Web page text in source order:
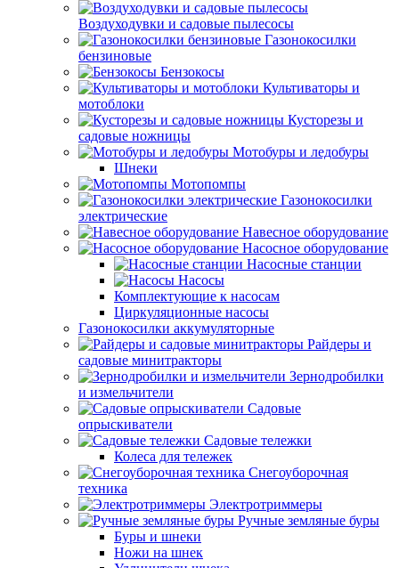
Воздуходувки и садовые пылесосы
Газонокосилки
бензиновые
Бензокосы
Культиваторы и
мотоблоки
Кусторезы и
садовые ножницы
Мотобуры и ледобуры
Шнеки
Мотопомпы
Газонокосилки
электрические
Навесное оборудование
Насосное оборудование
Насосные станции
Насосы
Комплектующие к насосам
Циркуляционные насосы
Газонокосилки аккумуляторные
Райдеры и
садовые минитракторы
Зернодробилки
и измельчители
Садовые
опрыскиватели
Садовые тележки
Колеса для тележек
Снегоуборочная
техника
Электротриммеры
Ручные земляные буры
Буры и шнеки
Ножи на шнек